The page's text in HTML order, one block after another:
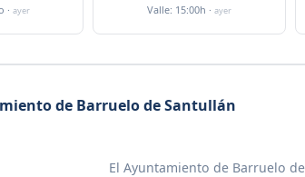
·ayer Valle: 15:00h · ayer
de Barruelo de Santullán
El Ayuntamiento de Barruelo